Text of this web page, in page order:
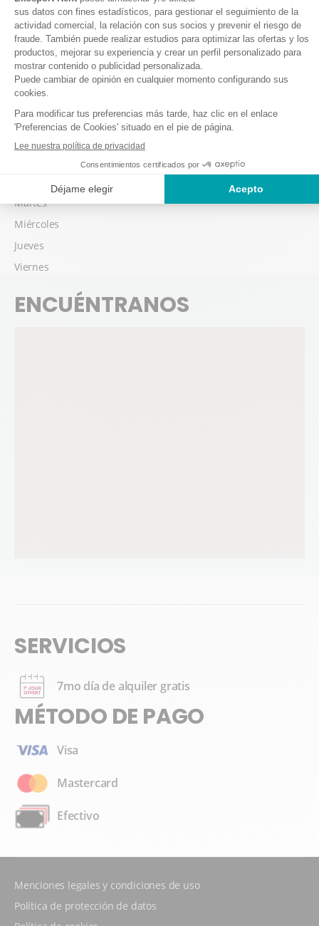
Viernes
Temporada baja
Posibilidad de retirar su material a partir de 16:00, la víspera de su
1er día de esquí.
Martes
Miércoles
Jueves
Viernes
ENCUÉNTRANOS
SERVICIOS
7mo día de alquiler gratis
MÉTODO DE PAGO
Visa
Mastercard
Efectivo
Menciones legales y condiciones de uso
Política de protección de datos